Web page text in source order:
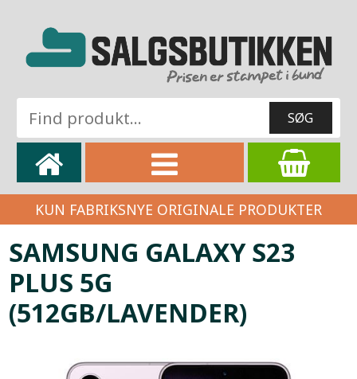
KUN FABRIKSNYE ORIGINALE PRODUKTER
SAMSUNG GALAXY S23
PLUS 5G
(512GB/LAVENDER)